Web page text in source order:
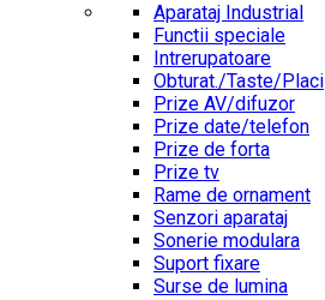
Aparataj Industrial
Functii speciale
Intrerupatoare
Obturat./Taste/Placi
Prize AV/difuzor
Prize date/telefon
Prize de forta
Prize tv
Rame de ornament
Senzori aparataj
Sonerie modulara
Suport fixare
Surse de lumina